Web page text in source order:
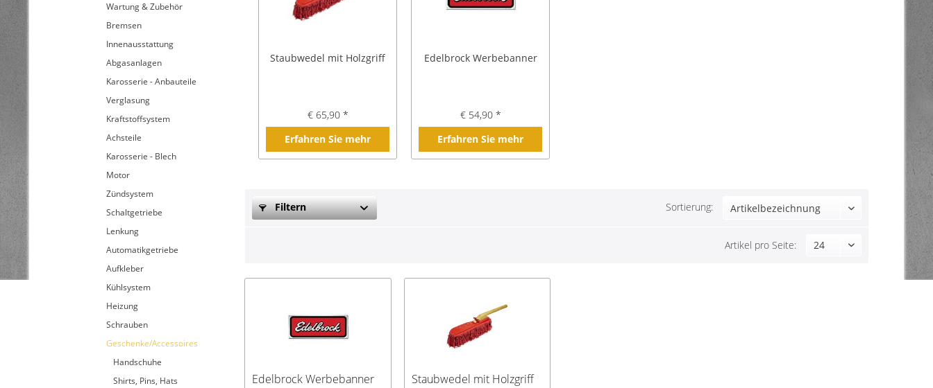
Wartung & Zubehör
Bremsen
Innenausstattung
Abgasanlagen
Karosserie - Anbauteile
Verglasung
Kraftstoffsystem
Achsteile
Karosserie - Blech
Motor
Zündsystem
Schaltgetriebe
Lenkung
Automatikgetriebe
Aufkleber
Kühlsystem
Heizung
Schrauben
Geschenke/Accessoires
Handschuhe
Shirts, Pins, Hats
Staubwedel mit Holzgriff
€ 65,90 *
Erfahren Sie mehr
Edelbrock Werbebanner
€ 54,90 *
Erfahren Sie mehr
Filtern Sortierung:
Artikel pro Seite:
Edelbrock Werbebanner Staubwedel mit Holzgriff